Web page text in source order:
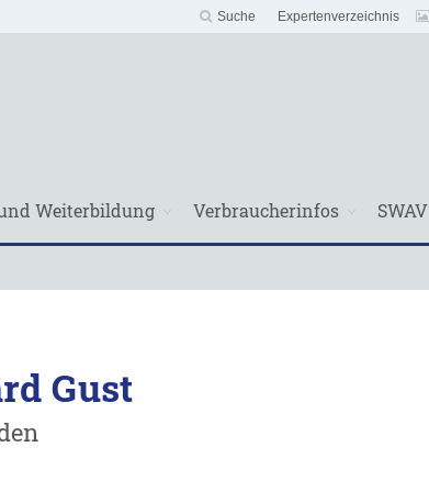
Expertenverzeichnis
Suche
Weiterbildung Verbraucherinfos SWAV
Gust